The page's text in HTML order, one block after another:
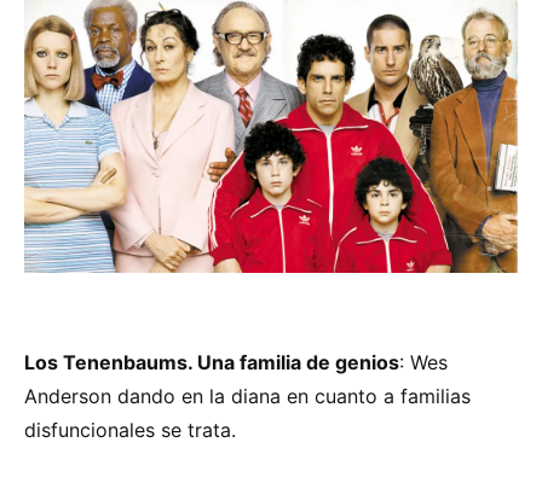
Los Tenenbaums. Una familia de genios: Wes
Anderson dando en la diana en cuanto a familias
disfuncionales se trata.